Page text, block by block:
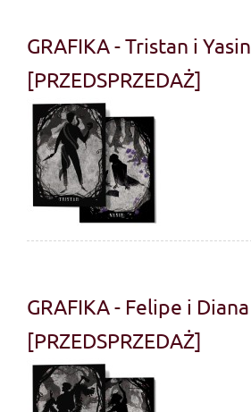
GRAFIKA - Tristan i Yasin
[PRZEDSPRZEDAŻ]
GRAFIKA - Felipe i Diana
[PRZEDSPRZEDAŻ]